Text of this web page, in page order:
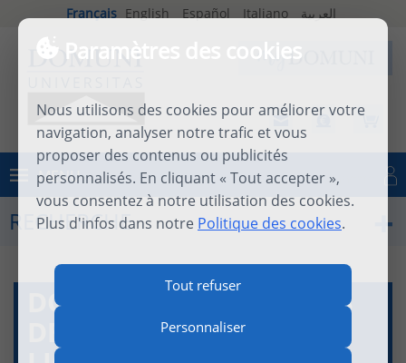
Paramètres des cookies
Nous utilisons des cookies pour améliorer votre
navigation, analyser notre trafic et vous
proposer des contenus ou publicités
personnalisés. En cliquant « Tout accepter »,
vous consentez à notre utilisation des cookies.
Plus d'infos dans notre Politique des cookies.
Tout refuser
Personnaliser
Français English Español Italiano العربية
MENU Se connecter
RECHERCHE
DOMUNI - LES ORIGINES
DE L'UNIVERSITÉ EN